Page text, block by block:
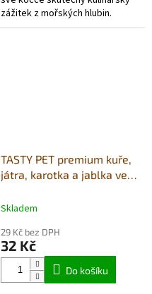
zážitek z mořských hlubin.
Kompletní mokré krmivo pro
TASTY PET premium kuře,
játra, karotka a jablka ve
Skladem
29 Kč bez DPH
32 Kč
Do košíku